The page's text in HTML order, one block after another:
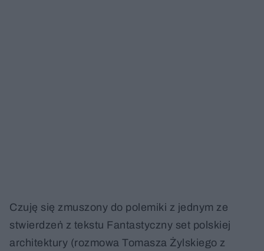
Czuję się zmuszony do polemiki z jednym ze
stwierdzeń z tekstu Fantastyczny set polskiej
architektury (rozmowa Tomasza Żylskiego z